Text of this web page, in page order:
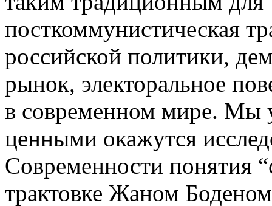
посткоммунистическая
российской политики,
рынок, электоральное
в современном мире. Мы
ценными окажутся
Современности понятия
трактовке Жаном